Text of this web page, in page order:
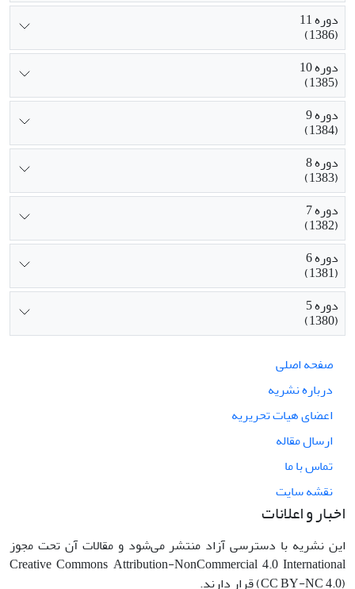
دوره 11
(1386)
دوره 10
(1385)
دوره 9
(1384)
دوره 8
(1383)
دوره 7
(1382)
دوره 6
(1381)
دوره 5
(1380)
صفحه اصلی
درباره نشریه
اعضای هیات تحریریه
ارسال مقاله
تماس با ما
نقشه سایت
اخبار و اعلانات
این نشریه با دسترسی آزاد منتشر می‌شود و مقالات آن تحت مجوز
Creative Commons Attribution-NonCommercial 4.0 International
(CC BY-NC 4.0) قرار دارند.